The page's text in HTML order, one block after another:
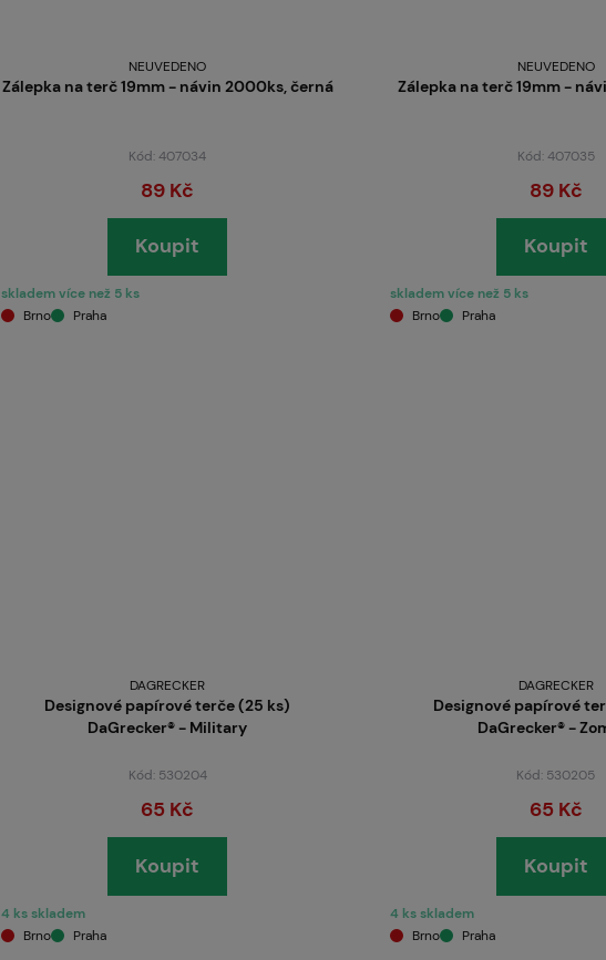
Prodejny
O nás
NEUVEDENO
Zálepka na terč 19mm - návin 2000ks, černá
Kód: 407034
89 Kč
Koupit
skladem více než 5 ks
Brno
Praha
NEUVEDENO
Zálepka na terč 19mm -
Kód: 407035
89 Kč
Koupit
skladem více než 5 ks
Brno
Praha
DAGRECKER
Designové papírové terče (25 ks)
DaGrecker® - Military
Kód: 530204
65 Kč
Koupit
4 ks skladem
Brno
Praha
DAGRECKER
Designové papírové
DaGrecker® -
Kód: 530205
65 Kč
Koupit
4 ks skladem
Brno
Praha